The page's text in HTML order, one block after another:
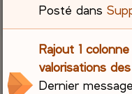
Posté dans
Rajout 1
valorisations
Dernier